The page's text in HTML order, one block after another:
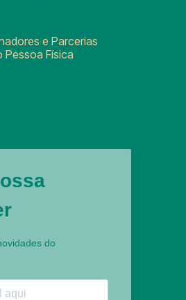
e Parcerias
Pessoa Física